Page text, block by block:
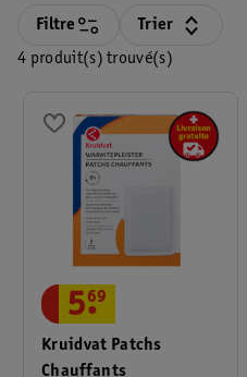
4 produit(s) trouvé(s)
Filtre Trier
Kruidvat Patchs
Chauffants
5.
69